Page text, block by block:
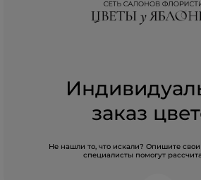
заказ
Не нашли то, что искали? Опишите
специалисты помогут